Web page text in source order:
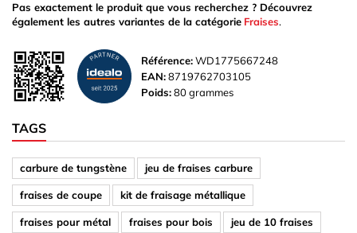
Pas exactement le produit que vous recherchez ? Découvrez
également les autres variantes de la catégorie Fraises.
Référence:WD1775667248
EAN:8719762703105
Poids:80 grammes
TAGS
carbure de tungstène jeu de fraises carbure
fraises de coupe kit de fraisage métallique
fraises pour métal fraises pour bois jeu de 10 fraises